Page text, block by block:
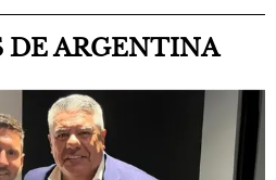
ARGENTINA